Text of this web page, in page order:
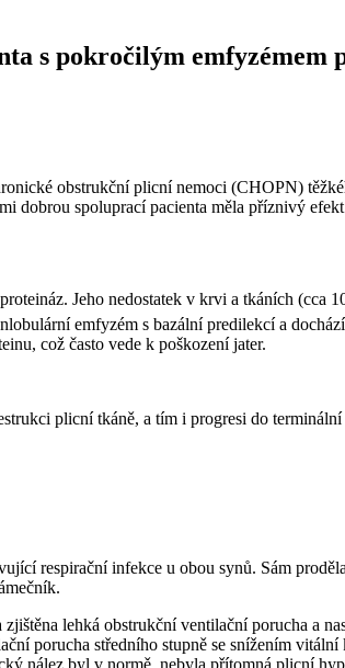
s pokročilým emfyzémem
obstrukční plicní nemoci (CHOPN)
dobrou spoluprací pacienta měla příznivý
Jeho nedostatek v krvi a tkáních (cca
emfyzém s bazální predilekcí a
což často vede k poškození jater.
plicní tkáně, a tím i progresi do
respirační infekce u obou synů. Sám
lehká obstrukční ventilační porucha a
porucha středního stupně se snížením